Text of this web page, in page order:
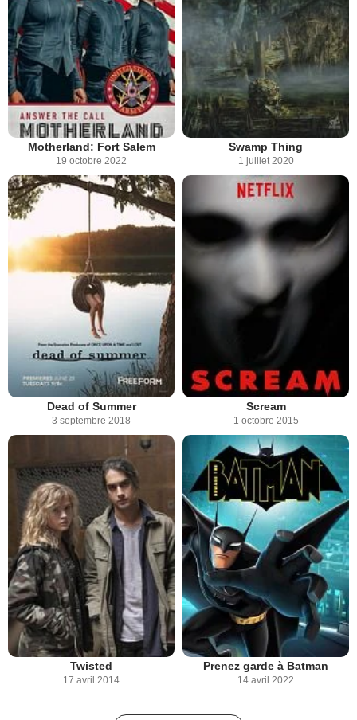
Motherland: Fort Salem
19 octobre 2022
Swamp Thing
1 juillet 2020
Dead of Summer
3 septembre 2018
Scream
1 octobre 2015
Twisted
17 avril 2014
Prenez garde à Batman
14 avril 2022